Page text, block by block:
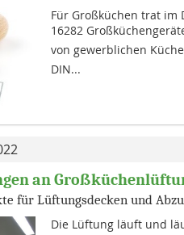
Für Großküchen trat im
16282
von gewerblichen
DIN...
an
für Lüftungsdecken und
Die Lüftung läuft und